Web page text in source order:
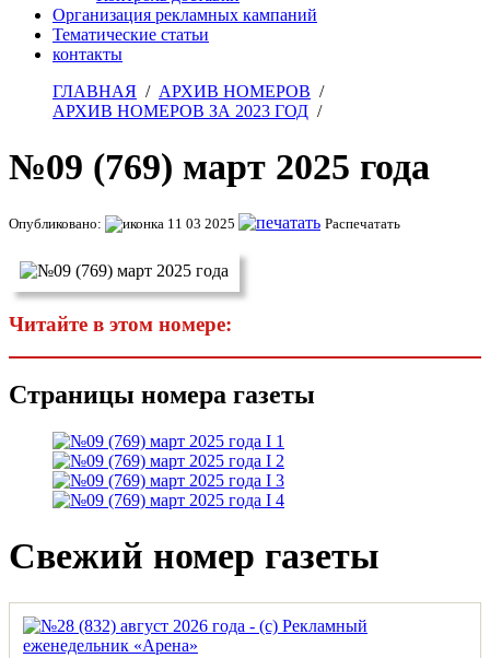
Организация рекламных кампаний
Тематические статьи
контакты
ГЛАВНАЯ / АРХИВ НОМЕРОВ /
АРХИВ НОМЕРОВ ЗА 2023 ГОД /
№09 (769) март 2025 года
Опубликовано: 11 03 2025 Распечатать
Читайте в этом номере:
Страницы номера газеты
Свежий номер газеты